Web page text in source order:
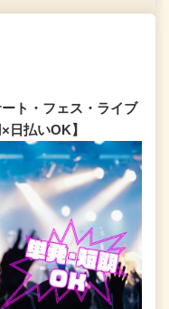
ト・フェス・ライブ
日払いOK】